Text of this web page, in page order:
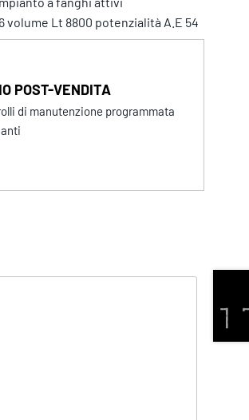
volume Lt 8800 potenzialità A.E 54
POST-VENDITA
di manutenzione programmata